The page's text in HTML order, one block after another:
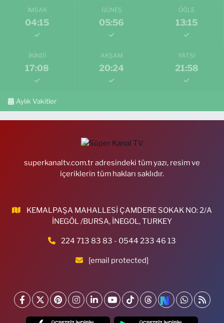
İMSAK
04:15
GÜNEŞ
05:56
ÖĞLE
13:15
İKINDI
17:08
AKŞAM
20:24
YATSI
21:58
Aylık Vakitler
superkanaltv.com.tr adresindeki tüm yazı, resim ve
içeriklerin tüm hakları saklıdır.
KEMALPAŞA MAHALLESİ ÇAMDERE SOKAK NO: 2/A
İNEGÖL /BURSA, İNEGOL, TURKEY
224 713 83 83 - 0544 233 46 13
[email protected]